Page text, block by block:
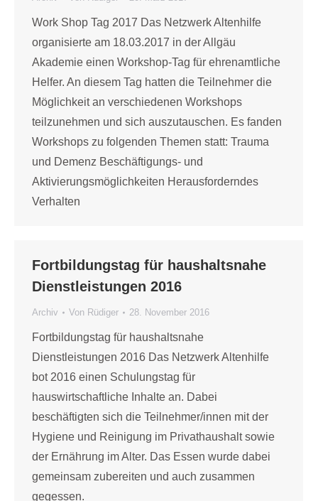
Work Shop Tag 2017 Das Netzwerk Altenhilfe
organisierte am 18.03.2017 in der Allgäu
Akademie einen Workshop-Tag für ehrenamtliche
Helfer. An diesem Tag hatten die Teilnehmer die
Möglichkeit an verschiedenen Workshops
teilzunehmen und sich auszutauschen. Es fanden
Workshops zu folgenden Themen statt: Trauma
und Demenz Beschäftigungs- und
Aktivierungsmöglichkeiten Herausforderndes
Verhalten
Fortbildungstag für haushaltsnahe
Dienstleistungen 2016
Archiv Von Rüdiger 28. November 2016
Fortbildungstag für haushaltsnahe
Dienstleistungen 2016 Das Netzwerk Altenhilfe
bot 2016 einen Schulungstag für
hauswirtschaftliche Inhalte an. Dabei
beschäftigten sich die Teilnehmer/innen mit der
Hygiene und Reinigung im Privathaushalt sowie
der Ernährung im Alter. Das Essen wurde dabei
gemeinsam zubereiten und auch zusammen
gegessen.